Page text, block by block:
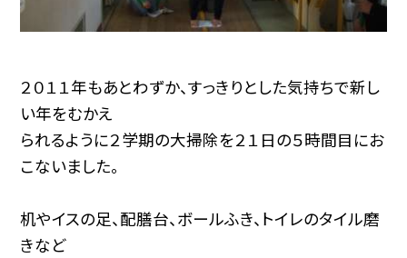
２０１１年もあとわずか、すっきりとした気持ちで新し
い年をむかえ
られるように２学期の大掃除を２１日の５時間目にお
こないました。
机やイスの足、配膳台、ボールふき、トイレのタイル磨
きなど